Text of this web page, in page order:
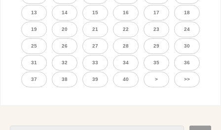
13 14 15 16 17 18
19 20 21 22 23 24
25 26 27 28 29 30
31 32 33 34 35 36
37 38 39 40 > >>